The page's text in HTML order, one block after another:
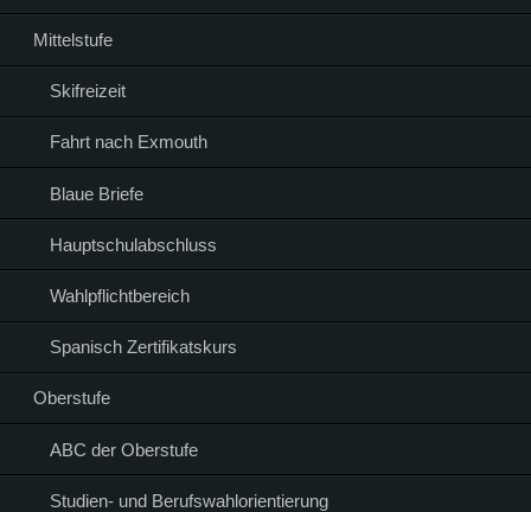
Mittelstufe
Skifreizeit
Fahrt nach Exmouth
Blaue Briefe
Hauptschulabschluss
Wahlpflichtbereich
Spanisch Zertifikatskurs
Oberstufe
ABC der Oberstufe
Studien- und Berufswahlorientierung